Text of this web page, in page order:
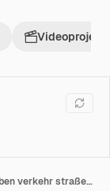
Videoprojekt
Morgen in der innenstadt von dubai dach oben verkehr straße panorama 4k zeitverlauf vereinigte arabische emirate